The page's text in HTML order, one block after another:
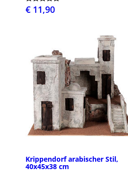
€ 11,90
Krippendorf arabischer Stil,
40x45x38 cm